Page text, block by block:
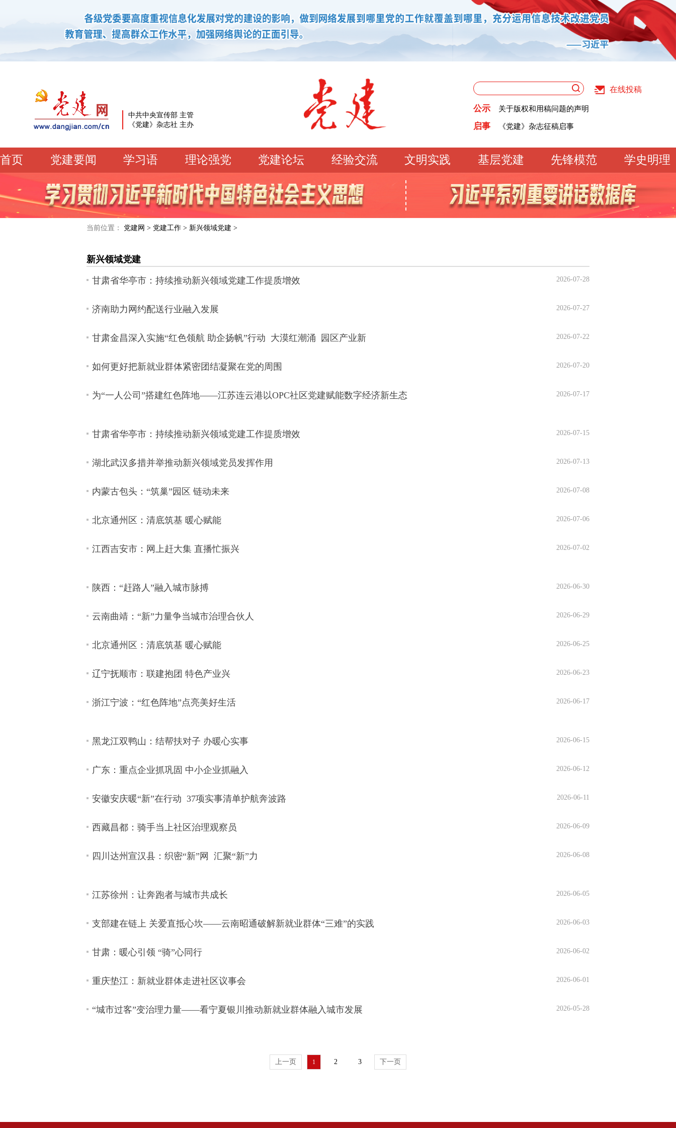
中共中央宣传部 主管
《党建》杂志社 主办
在线投稿
公示
2025版互联网新闻信息稿源单位名单
关于版权和用稿问题的声明
2025版互联网新闻信息稿源单位名单
启事
《党建》杂志征稿启事
《党建》杂志征稿启事
党建网征稿启事
首页 党建要闻 学习语 理论强党 党建论坛 经验交流 文明实践 基层党建 先锋模范
学史明理
学习语 党建网微平台 学习园地 理论强党 党建论坛 工作动态 经验交流 文明实践
机关党建
校园党建 企业党建 先锋模范 学史明理 经典常读 文化大观 专题库
当前位置： 党建网 > 党建工作 > 新兴领域党建 >
新兴领域党建
甘肃省华亭市：持续推动新兴领域党建工作提质增效 2026-07-28
济南助力网约配送行业融入发展 2026-07-27
甘肃金昌深入实施“红色领航 助企扬帆”行动 大漠红潮涌 园区产业新 2026-07-22
如何更好把新就业群体紧密团结凝聚在党的周围 2026-07-20
为“一人公司”搭建红色阵地——江苏连云港以OPC社区党建赋能数字经济新生态 2026-07-17
甘肃省华亭市：持续推动新兴领域党建工作提质增效 2026-07-15
湖北武汉多措并举推动新兴领域党员发挥作用 2026-07-13
内蒙古包头：“筑巢”园区 链动未来 2026-07-08
北京通州区：清底筑基 暖心赋能 2026-07-06
江西吉安市：网上赶大集 直播忙振兴 2026-07-02
陕西：“赶路人”融入城市脉搏 2026-06-30
云南曲靖：“新”力量争当城市治理合伙人 2026-06-29
北京通州区：清底筑基 暖心赋能 2026-06-25
辽宁抚顺市：联建抱团 特色产业兴 2026-06-23
浙江宁波：“红色阵地”点亮美好生活 2026-06-17
黑龙江双鸭山：结帮扶对子 办暖心实事 2026-06-15
广东：重点企业抓巩固 中小企业抓融入 2026-06-12
安徽安庆暖“新”在行动 37项实事清单护航奔波路 2026-06-11
西藏昌都：骑手当上社区治理观察员 2026-06-09
四川达州宣汉县：织密“新”网 汇聚“新”力 2026-06-08
江苏徐州：让奔跑者与城市共成长 2026-06-05
支部建在链上 关爱直抵心坎——云南昭通破解新就业群体“三难”的实践 2026-06-03
甘肃：暖心引领 “骑”心同行 2026-06-02
重庆垫江：新就业群体走进社区议事会 2026-06-01
“城市过客”变治理力量——看宁夏银川推动新就业群体融入城市发展 2026-05-28
上一页 1 2 3 下一页